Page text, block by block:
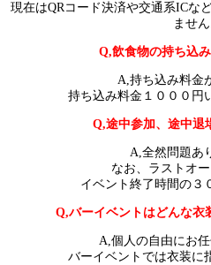
現在はQRコード決済や交通系ICな
ません
Q,飲食物の持ち込
A,持ち込み料金
持ち込み料金１０００円
Q,途中参加、途中退
A,全然問題あ
なお、ラストオー
イベント終了時間の３
Q,バーイベントはどんな衣
A,個人の自由にお任
バーイベントでは衣装に